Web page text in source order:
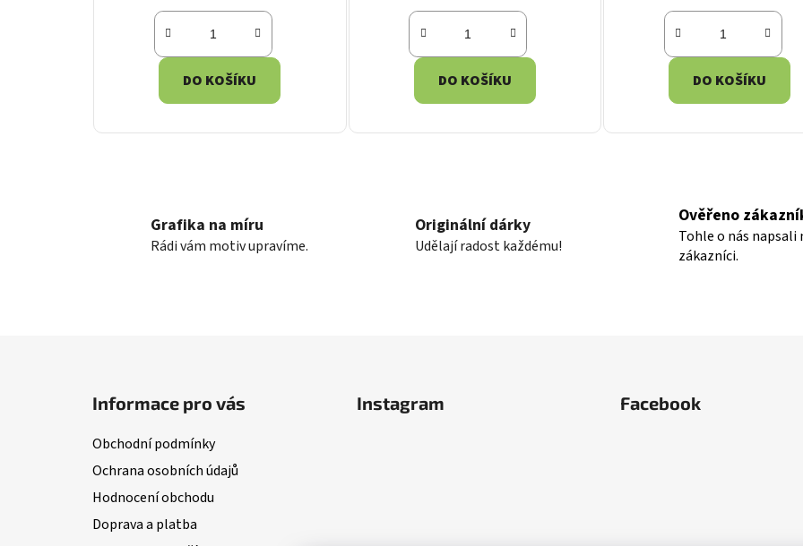
DO KOŠÍKU DO KOŠÍKU DO KOŠÍKU
Grafika na míru
Rádi vám motiv upravíme.
Originální dárky
Udělají radost každému!
Ověřeno
Tohle o nás napsali
zákazníci.
Informace pro vás
Obchodní podmínky
Ochrana osobních údajů
Hodnocení obchodu
Doprava a platba
Instagram Facebook